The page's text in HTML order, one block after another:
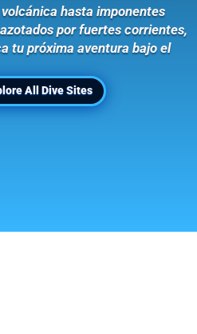
hasta imponentes
por fuertes corrientes,
tu próxima aventura bajo el
All Dive Sites